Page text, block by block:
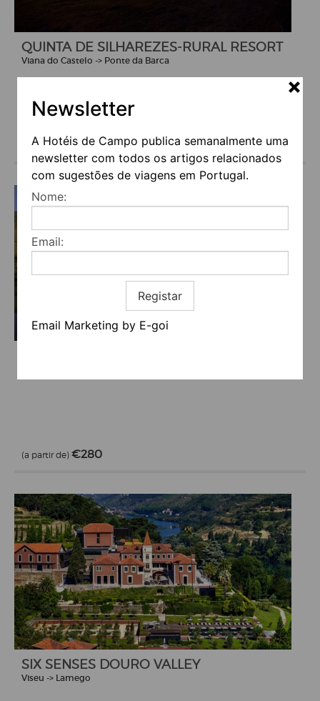
Newsletter
A Hotéis de Campo publica semanalmente uma
newsletter com todos os artigos relacionados
com sugestões de viagens em Portugal.
Nome:
Email:
Registar
Email Marketing by E-goi
QUINTA DE SILHAREZES-RURAL RESORT
Viana do Castelo -> Ponte da Barca
(a partir de)€
(a partir de) €280
SIX SENSES DOURO VALLEY
Viseu -> Lamego